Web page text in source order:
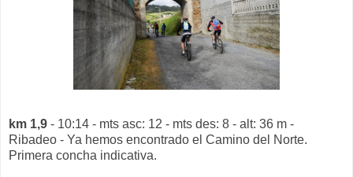
km 1,9 - 10:14 - mts asc: 12 - mts des: 8 - alt: 36 m -
Ribadeo - Ya hemos encontrado el Camino del Norte.
Primera concha indicativa.